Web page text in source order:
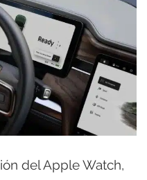
del Apple Watch,